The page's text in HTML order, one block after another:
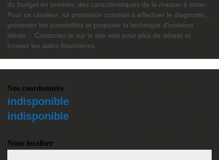
du budget en premier, des caractéristiques de la maison à isoler.
Pour ce ravaleur, sa prestation consiste à effectuer le diagnostic,
présenter les possibilités et proposer la technique d’isolation
idéale… Contactez-le sur le site web pour plus de détails et
trouver les aides financières.
Nos coordonnées
indisponible
indisponible
Nous localiser